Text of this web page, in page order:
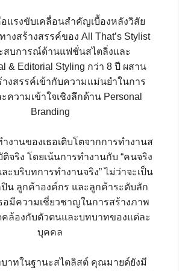
แรงขับเคลื่อนสำคัญเบื้องหลังวิสัย
งสร้างสรรค์ของ All That’s Stylist
สบการณ์ด้านแฟชั่นสไตลิ่งและ
& Editorial Styling กว่า 8 ปี ผสาน
งสรรค์เข้ากับความแม่นยำในการ
ความเข้าใจเชิงลึกด้าน Personal
Branding
ำงานของเธอเติบโตจากการทำงานส
ติจริง โดยเน้นการทำงานกับ “คนจริง
ะบริบทการทำงานจริง” ไม่ว่าจะเป็น
น ลูกค้าองค์กร และลูกค้าระดับลัก
อมีความเชี่ยวชาญในการสร้างภาพ
ล้องกับตัวตนและบทบาทของแต่ละ
บุคคล
าทในฐานะสไตลิสต์ คุณมายด์ยังมี